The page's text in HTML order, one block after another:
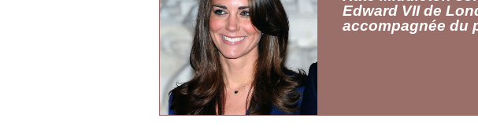
Edward VII de
accompagnée du